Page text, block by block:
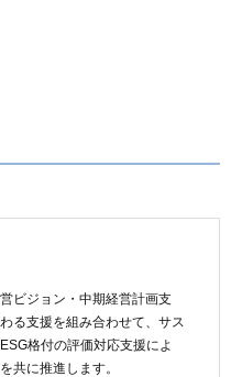
ビジョン・中期経営計画支
る​支援を​組み合わせて、​サス
格付の評価対応支援に​よ
共に​推進します。